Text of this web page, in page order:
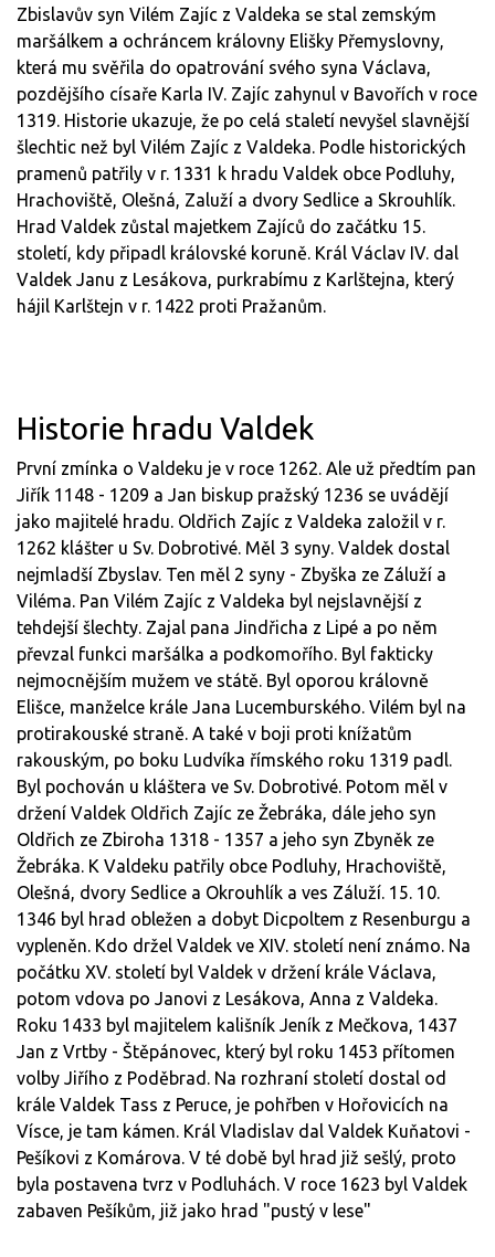
Zbislavův syn Vilém Zajíc z Valdeka se stal zemským
maršálkem a ochráncem královny Elišky Přemyslovny,
která mu svěřila do opatrování svého syna Václava,
pozdějšího císaře Karla IV. Zajíc zahynul v Bavořích v roce
1319. Historie ukazuje, že po celá staletí nevyšel slavnější
šlechtic než byl Vilém Zajíc z Valdeka. Podle historických
pramenů patřily v r. 1331 k hradu Valdek obce Podluhy,
Hrachoviště, Olešná, Zaluží a dvory Sedlice a Skrouhlík.
Hrad Valdek zůstal majetkem Zajíců do začátku 15.
století, kdy připadl královské koruně. Král Václav IV. dal
Valdek Janu z Lesákova, purkrabímu z Karlštejna, který
hájil Karlštejn v r. 1422 proti Pražanům.
Historie hradu Valdek
První zmínka o Valdeku je v roce 1262. Ale už předtím pan
Jiřík 1148 - 1209 a Jan biskup pražský 1236 se uvádějí
jako majitelé hradu. Oldřich Zajíc z Valdeka založil v r.
1262 klášter u Sv. Dobrotivé. Měl 3 syny. Valdek dostal
nejmladší Zbyslav. Ten měl 2 syny - Zbyška ze Záluží a
Viléma. Pan Vilém Zajíc z Valdeka byl nejslavnější z
tehdejší šlechty. Zajal pana Jindřicha z Lipé a po něm
převzal funkci maršálka a podkomořího. Byl fakticky
nejmocnějším mužem ve státě. Byl oporou královně
Elišce, manželce krále Jana Lucemburského. Vilém byl na
protirakouské straně. A také v boji proti knížatům
rakouským, po boku Ludvíka římského roku 1319 padl.
Byl pochován u kláštera ve Sv. Dobrotivé. Potom měl v
držení Valdek Oldřich Zajíc ze Žebráka, dále jeho syn
Oldřich ze Zbiroha 1318 - 1357 a jeho syn Zbyněk ze
Žebráka. K Valdeku patřily obce Podluhy, Hrachoviště,
Olešná, dvory Sedlice a Okrouhlík a ves Záluží. 15. 10.
1346 byl hrad obležen a dobyt Dicpoltem z Resenburgu a
vypleněn. Kdo držel Valdek ve XIV. století není známo. Na
počátku XV. století byl Valdek v držení krále Václava,
potom vdova po Janovi z Lesákova, Anna z Valdeka.
Roku 1433 byl majitelem kališník Jeník z Mečkova, 1437
Jan z Vrtby - Štěpánovec, který byl roku 1453 přítomen
volby Jiřího z Poděbrad. Na rozhraní století dostal od
krále Valdek Tass z Peruce, je pohřben v Hořovicích na
Vísce, je tam kámen. Král Vladislav dal Valdek Kuňatovi -
Pešíkovi z Komárova. V té době byl hrad již sešlý, proto
byla postavena tvrz v Podluhách. V roce 1623 byl Valdek
zabaven Pešíkům, již jako hrad "pustý v lese"